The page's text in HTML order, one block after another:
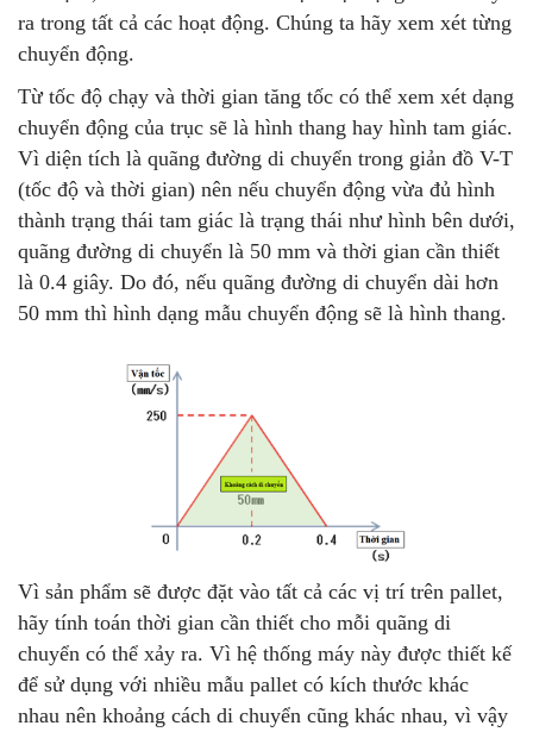
ra trong tất cả các hoạt động. Chúng ta hãy xem xét từng
chuyển động.
Từ tốc độ chạy và thời gian tăng tốc có thể xem xét dạng
chuyển động của trục sẽ là hình thang hay hình tam giác.
Vì diện tích là quãng đường di chuyển trong giản đồ V-T
(tốc độ và thời gian) nên nếu chuyển động vừa đủ hình
thành trạng thái tam giác là trạng thái như hình bên dưới,
quãng đường di chuyển là 50 mm và thời gian cần thiết
là 0.4 giây. Do đó, nếu quãng đường di chuyển dài hơn
50 mm thì hình dạng mẫu chuyển động sẽ là hình thang.
Vì sản phẩm sẽ được đặt vào tất cả các vị trí trên pallet,
hãy tính toán thời gian cần thiết cho mỗi quãng di
chuyển có thể xảy ra. Vì hệ thống máy này được thiết kế
để sử dụng với nhiều mẫu pallet có kích thước khác
nhau nên khoảng cách di chuyển cũng khác nhau, vì vậy